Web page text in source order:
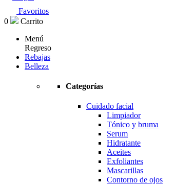
Favoritos
0
Carrito
Menú
Regreso
Rebajas
Belleza
Categorías
Cuidado facial
Limpiador
Tónico y bruma
Serum
Hidratante
Aceites
Exfoliantes
Mascarillas
Contorno de ojos